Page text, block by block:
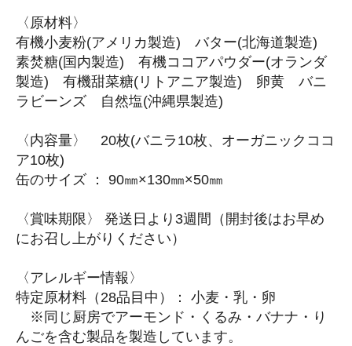
〈原材料〉
有機小麦粉(アメリカ製造) バター(北海道製造)
素焚糖(国内製造) 有機ココアパウダー(オランダ
製造) 有機甜菜糖(リトアニア製造) 卵黄 バニ
ラビーンズ 自然塩(沖縄県製造)
〈内容量〉 20枚(バニラ10枚、オーガニックココ
ア10枚)
缶のサイズ ： 90㎜×130㎜×50㎜
〈賞味期限〉 発送日より3週間（開封後はお早め
にお召し上がりください）
〈アレルギー情報〉
特定原材料（28品目中）： 小麦・乳・卵
※同じ厨房でアーモンド・くるみ・バナナ・り
んごを含む製品を製造しています。